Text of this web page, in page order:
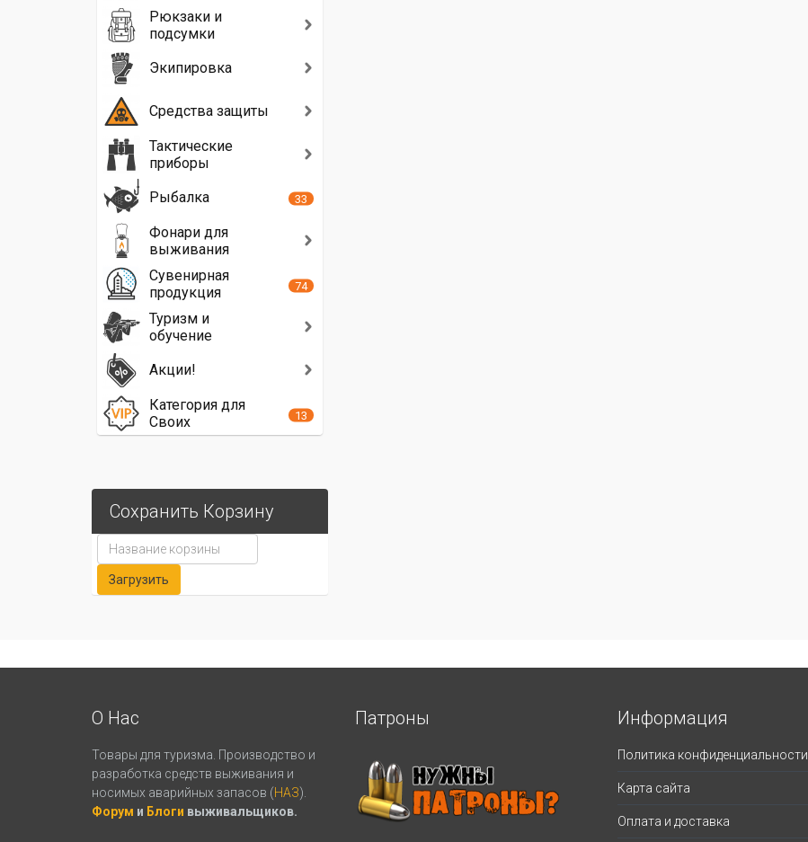
Рюкзаки и
подсумки
Экипировка
Средства защиты
Тактические
приборы
Рыбалка
33
Фонари для
выживания
Сувенирная
продукция
74
Туризм и
обучение
Акции!
Категория для
Своих
13
Сохранить Корзину
О Нас
Товары для туризма. Производство и
разработка средств выживания и
носимых аварийных запасов (НАЗ).
Форум и Блоги выживальщиков.
Патроны Информация
Политика конфиденциальности
Карта сайта
Оплата и доставка